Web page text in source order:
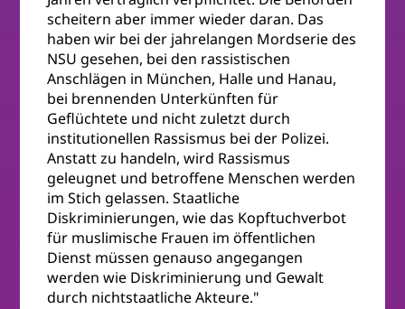
scheitern aber immer wieder daran. Das
haben wir bei der jahrelangen Mordserie des
NSU gesehen, bei den rassistischen
Anschlägen in München, Halle und Hanau,
bei brennenden Unterkünften für
Geflüchtete und nicht zuletzt durch
institutionellen Rassismus bei der Polizei.
Anstatt zu handeln, wird Rassismus
geleugnet und betroffene Menschen werden
im Stich gelassen. Staatliche
Diskriminierungen, wie das Kopftuchverbot
für muslimische Frauen im öffentlichen
Dienst müssen genauso angegangen
werden wie Diskriminierung und Gewalt
durch nichtstaatliche Akteure."